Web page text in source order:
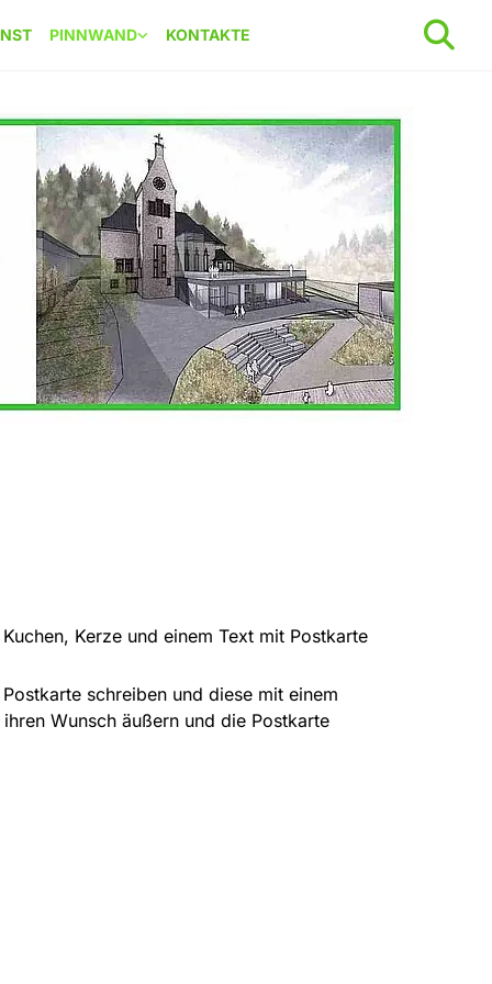
PINNWAND KONTAKTE
Kerze und einem Text mit Postkarte
schreiben und diese mit einem
Wunsch äußern und die Postkarte